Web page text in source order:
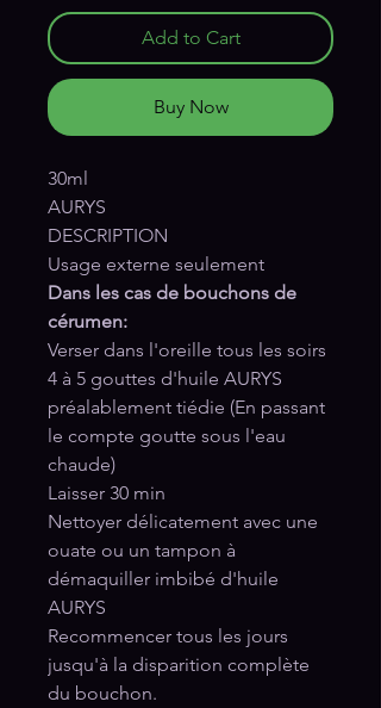
Add to Cart
Buy Now
30ml
AURYS
DESCRIPTION
Usage externe seulement
Dans les cas de bouchons de
cérumen:
Verser dans l'oreille tous les soirs
4 à 5 gouttes d'huile AURYS
préalablement tiédie (En passant
le compte goutte sous l'eau
chaude)
Laisser 30 min
Nettoyer délicatement avec une
ouate ou un tampon à
démaquiller imbibé d'huile
AURYS
Recommencer tous les jours
jusqu'à la disparition complète
du bouchon.